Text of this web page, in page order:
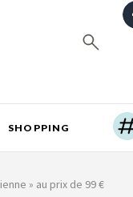
SHOPPING
» au prix de 99 €